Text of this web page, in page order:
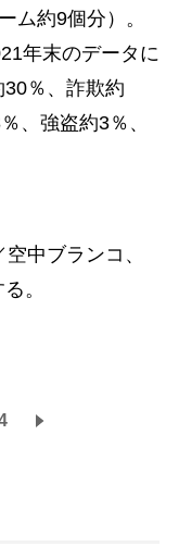
ム約9個分）。
年末のデータに
％、詐欺約
、強盗約3％、
中ブランコ、
。